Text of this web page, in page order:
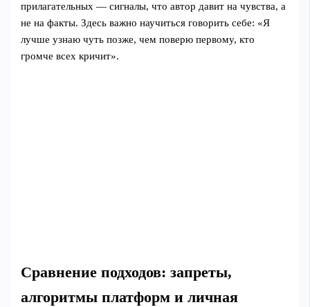
прилагательных — сигналы, что автор давит на чувства, а
не на факты. Здесь важно научиться говорить себе: «Я
лучше узнаю чуть позже, чем поверю первому, кто
громче всех кричит».
Сравнение подходов: запреты,
алгоритмы платформ и личная